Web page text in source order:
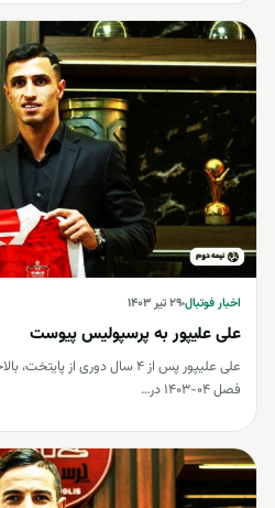
اخبار فوتبال۲۹ تیر ۱۴۰۳
علی علیپور به پرسپولیس پیوست
علی علیپور پس از 4 سال دوری از
فصل 04-1403 در…